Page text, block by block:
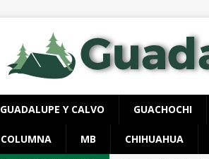
GUADALUPE Y CALVO GUACHOCHI
COLUMNA MB CHIHUAHUA